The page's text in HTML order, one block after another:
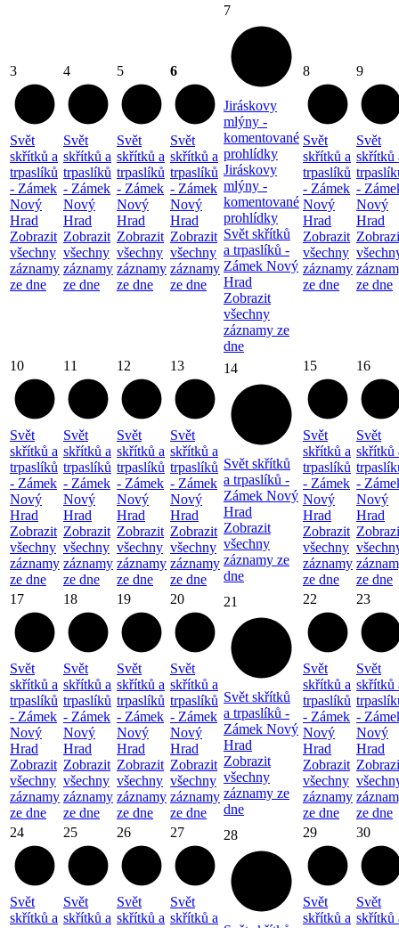
3
Svět
skřítků a
trpaslíků
- Zámek
Nový
Hrad
Zobrazit
všechny
záznamy
ze dne
4
Svět
skřítků a
trpaslíků
- Zámek
Nový
Hrad
Zobrazit
všechny
záznamy
ze dne
5
Svět
skřítků a
trpaslíků
- Zámek
Nový
Hrad
Zobrazit
všechny
záznamy
ze dne
6
Svět
skřítků a
trpaslíků
- Zámek
Nový
Hrad
Zobrazit
všechny
záznamy
ze dne
7
Jiráskovy
mlýny -
komentované
prohlídky
Jiráskovy
mlýny -
komentované
prohlídky
Svět skřítků
a trpaslíků -
Zámek Nový
Hrad
Zobrazit
všechny
záznamy ze
dne
8
Svět
skřítků a
trpaslíků
- Zámek
Nový
Hrad
Zobrazit
všechny
záznamy
ze dne
9
Svět
skřítků
-
Nový
Hrad
ze dne
10
Svět
skřítků a
trpaslíků
- Zámek
Nový
Hrad
Zobrazit
všechny
záznamy
ze dne
11
Svět
skřítků a
trpaslíků
- Zámek
Nový
Hrad
Zobrazit
všechny
záznamy
ze dne
12
Svět
skřítků a
trpaslíků
- Zámek
Nový
Hrad
Zobrazit
všechny
záznamy
ze dne
13
Svět
skřítků a
trpaslíků
- Zámek
Nový
Hrad
Zobrazit
všechny
záznamy
ze dne
14
Svět skřítků
a trpaslíků -
Zámek Nový
Hrad
Zobrazit
všechny
záznamy ze
dne
15
Svět
skřítků a
trpaslíků
- Zámek
Nový
Hrad
Zobrazit
všechny
záznamy
ze dne
16
Svět
skřítků
-
Nový
Hrad
ze dne
17
Svět
skřítků a
trpaslíků
- Zámek
Nový
Hrad
Zobrazit
všechny
záznamy
ze dne
18
Svět
skřítků a
trpaslíků
- Zámek
Nový
Hrad
Zobrazit
všechny
záznamy
ze dne
19
Svět
skřítků a
trpaslíků
- Zámek
Nový
Hrad
Zobrazit
všechny
záznamy
ze dne
20
Svět
skřítků a
trpaslíků
- Zámek
Nový
Hrad
Zobrazit
všechny
záznamy
ze dne
21
Svět skřítků
a trpaslíků -
Zámek Nový
Hrad
Zobrazit
všechny
záznamy ze
dne
22
Svět
skřítků a
trpaslíků
- Zámek
Nový
Hrad
Zobrazit
všechny
záznamy
ze dne
23
Svět
skřítků
-
Nový
Hrad
ze dne
24
Svět
skřítků a
25
Svět
skřítků a
26
Svět
skřítků a
27
Svět
skřítků a
28 29
Svět
skřítků a
30
Svět
skřítků